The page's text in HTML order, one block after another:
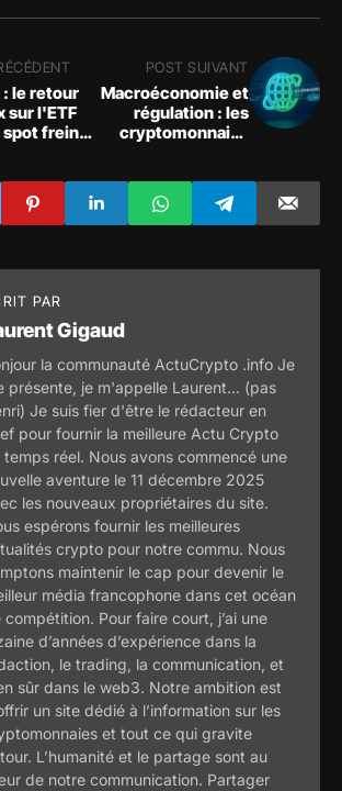
le retour
sur l'ETF
freine
POST SUIVANT
Macroéconomie et
régulation : les
cryptomonnaies
Clarity Act
PAR
Gigaud
la communauté ActuCrypto .info Je
présente, je m'appelle Laurent... (pas
Je suis fier d'être le rédacteur en
pour fournir la meilleure Actu Crypto
temps réel. Nous avons commencé une
aventure le 11 décembre 2025
les nouveaux propriétaires du site.
espérons fournir les meilleures
crypto pour notre commu. Nous
maintenir le cap pour devenir le
média francophone dans cet océan
compétition. Pour faire court, j’ai une
d’années d’expérience dans la
le trading, la communication, et
sûr dans le web3. Notre ambition est
un site dédié à l’information sur les
et tout ce qui gravite
L’humanité et le partage sont au
de notre communication. Partager